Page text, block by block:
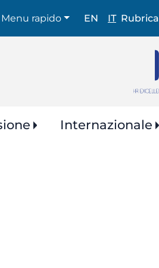
Shortcuts
Menu rapido EN IT Rubrica
Internazionale